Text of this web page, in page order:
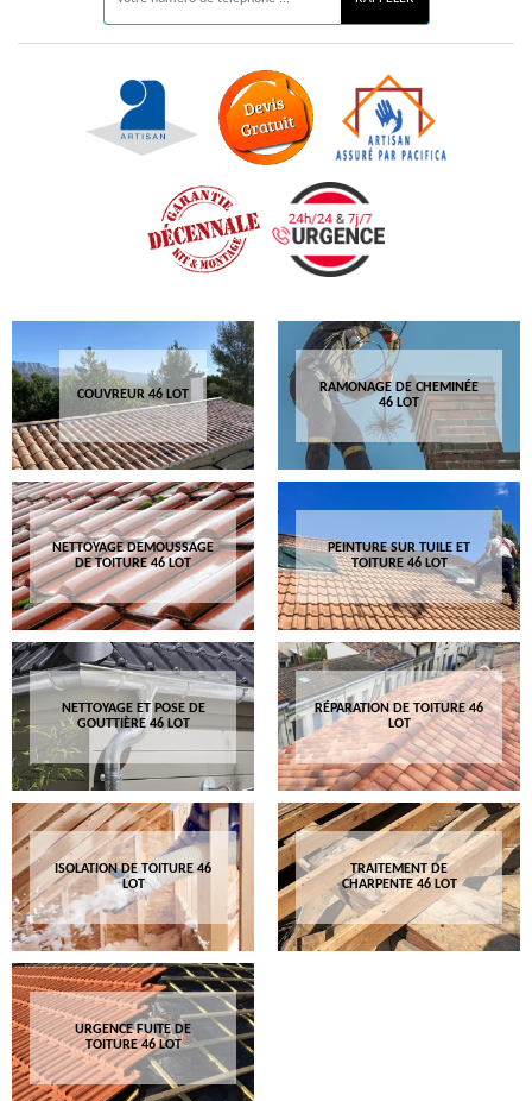
COUVREUR 46 LOT
RAMONAGE DE CHEMINÉE
46 LOT
NETTOYAGE DEMOUSSAGE
DE TOITURE 46 LOT
PEINTURE SUR TUILE ET
TOITURE 46 LOT
NETTOYAGE ET POSE DE
GOUTTIÈRE 46 LOT
RÉPARATION DE TOITURE 46
LOT
ISOLATION DE TOITURE 46
LOT
TRAITEMENT DE
CHARPENTE 46 LOT
URGENCE FUITE DE
TOITURE 46 LOT